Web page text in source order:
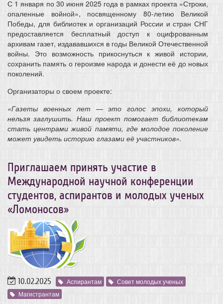
С 1 января по 30 июня 2025 года в рамках проекта «Строки,
опаленные войной», посвященному 80-летию Великой
Победы, для библиотек и организаций России и стран СНГ
предоставляется бесплатный доступ к оцифрованным
архивам газет, издававшихся в годы Великой Отечественной
войны. Это возможность прикоснуться к живой истории,
сохранить память о героизме народа и донести её до новых
поколений.
Организаторы о своем проекте:
«Газеты военных лет — это голос эпохи, который
нельзя заглушить. Наш проект помогает библиотекам
стать центрами живой памяти, где молодое поколение
может увидеть историю глазами её участников».
Приглашаем принять участие в
Международной научной конференции
студентов, аспирантов и молодых ученых
«Ломоносов»
10.02.2025 Аспирантам
Совет молодых ученых
Магистрантам